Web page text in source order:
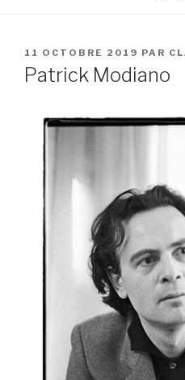
PUBLIÉ
LE
11 OCTOBRE 2019 PAR
Patrick Modiano